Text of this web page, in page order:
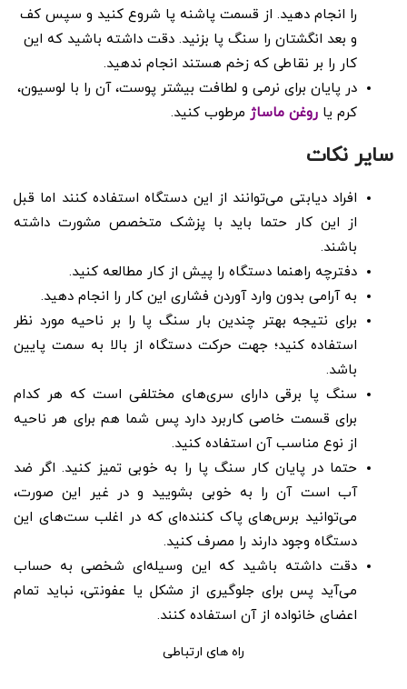
را انجام دهید. از قسمت پاشنه پا شروع کنید و سپس کف
و بعد انگشتان را سنگ پا بزنید. دقت داشته باشید که این
کار را بر نقاطی که زخم هستند انجام ندهید.
در پایان برای نرمی و لطافت بیشتر پوست، آن را با لوسیون،
کرم یا روغن ماساژ مرطوب کنید.
سایر نکات
افراد دیابتی می‌توانند از این دستگاه استفاده کنند اما قبل
از این کار حتما باید با پزشک متخصص مشورت داشته
باشند.
دفترچه راهنما دستگاه را پیش از کار مطالعه کنید.
به آرامی بدون وارد آوردن فشاری این کار را انجام دهید.
برای نتیجه بهتر چندین بار سنگ پا را بر ناحیه مورد نظر
استفاده کنید؛ جهت حرکت دستگاه از بالا به سمت پایین
باشد.
سنگ پا برقی دارای سری‌های مختلفی است که هر کدام
برای قسمت خاصی کاربرد دارد پس شما هم برای هر ناحیه
از نوع مناسب آن استفاده کنید.
حتما در پایان کار سنگ پا را به خوبی تمیز کنید. اگر ضد
آب است آن را به خوبی بشویید و در غیر این صورت،
می‌توانید برس‌های پاک کننده‌ای که در اغلب ست‌های این
دستگاه وجود دارند را مصرف کنید.
دقت داشته باشید که این وسیله‌ای شخصی به حساب
می‌آید پس برای جلوگیری از مشکل یا عفونتی، نباید تمام
اعضای خانواده از آن استفاده کنند.
راه های ارتباطی